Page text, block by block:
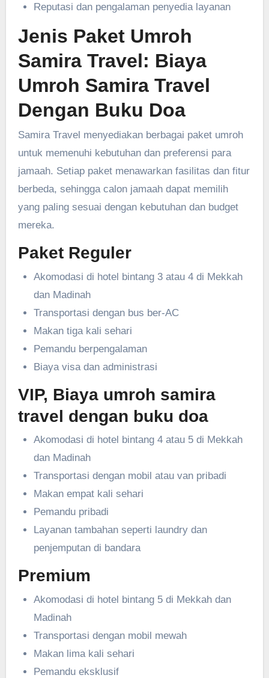
Reputasi dan pengalaman penyedia layanan
Jenis Paket Umroh
Samira Travel: Biaya
Umroh Samira Travel
Dengan Buku Doa
Samira Travel menyediakan berbagai paket umroh
untuk memenuhi kebutuhan dan preferensi para
jamaah. Setiap paket menawarkan fasilitas dan fitur
berbeda, sehingga calon jamaah dapat memilih
yang paling sesuai dengan kebutuhan dan budget
mereka.
Paket Reguler
Akomodasi di hotel bintang 3 atau 4 di Mekkah
dan Madinah
Transportasi dengan bus ber-AC
Makan tiga kali sehari
Pemandu berpengalaman
Biaya visa dan administrasi
VIP, Biaya umroh samira
travel dengan buku doa
Akomodasi di hotel bintang 4 atau 5 di Mekkah
dan Madinah
Transportasi dengan mobil atau van pribadi
Makan empat kali sehari
Pemandu pribadi
Layanan tambahan seperti laundry dan
penjemputan di bandara
Premium
Akomodasi di hotel bintang 5 di Mekkah dan
Madinah
Transportasi dengan mobil mewah
Makan lima kali sehari
Pemandu eksklusif